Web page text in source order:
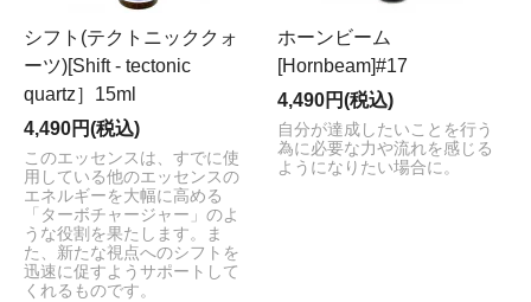
シフト(テクトニッククォ
ーツ)[Shift - tectonic
quartz］15ml
4,490円(税込)
このエッセンスは、すでに使
用している他のエッセンスの
エネルギーを大幅に高める
「ターボチャージャー」のよ
うな役割を果たします。ま
た、新たな視点へのシフトを
迅速に促すようサポートして
くれるものです。
ホーンビーム
[Hornbeam]#17
4,490円(税込)
自分が達成したいことを行う
為に必要な力や流れを感じる
ようになりたい場合に。